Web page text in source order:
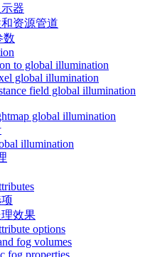
器
资源管道
数
to global illumination
global illumination
field global illumination
global illumination
illumination
效果
options
fog volumes
fog properties